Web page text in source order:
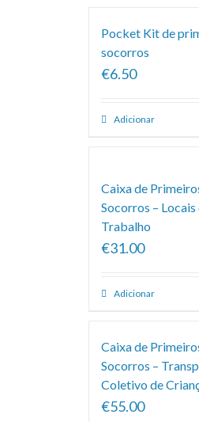
Pocket Kit de
socorros
€6.50
Adicionar
Caixa de
Socorros – Locais
Trabalho
€31.00
Adicionar
Caixa de
Socorros –
Coletivo de
€55.00